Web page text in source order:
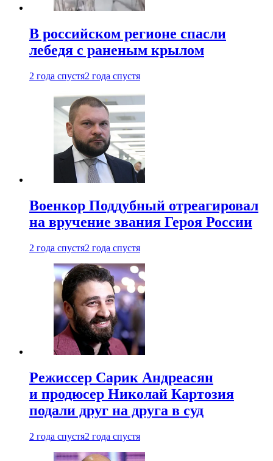
В российском регионе спасли
лебедя с раненым крылом
2 года спустя2 года спустя
Военкор Поддубный отреагировал
на вручение звания Героя России
2 года спустя2 года спустя
Режиссер Сарик Андреасян
и продюсер Николай Картозия
подали друг на друга в суд
2 года спустя2 года спустя